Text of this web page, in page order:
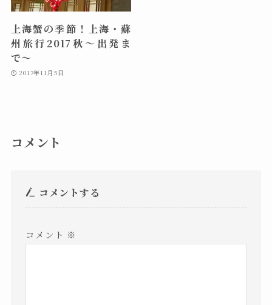
上海蟹の季節！上海・蘇
州旅行2017秋〜出発ま
で〜
2017年11月5日
コメント
コメントする
コメント ※